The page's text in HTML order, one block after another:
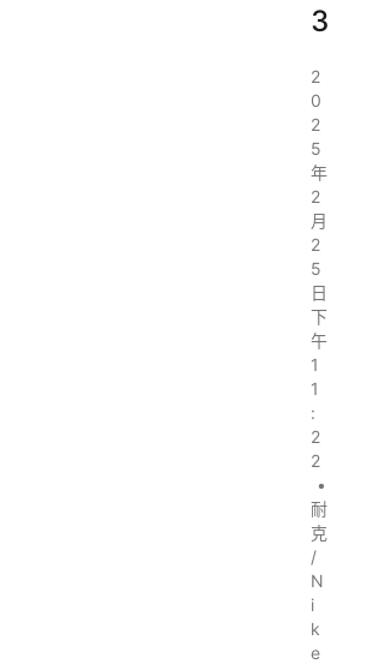
3
2
0
2
5
年
2
月
2
5
日
下
午
1
1
:
2
2
•
耐
克
/
N
i
k
e